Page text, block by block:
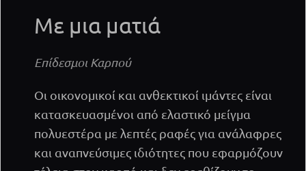
Με μια ματιά
Επίδεσμοι Καρπού
Οι οικονομικοί και ανθεκτικοί ιμάντες είναι
κατασκευασμένοι από ελαστικό μείγμα
πολυεστέρα με λεπτές ραφές για ανάλαφρες
και αναπνεύσιμες ιδιότητες που εφαρμόζουν